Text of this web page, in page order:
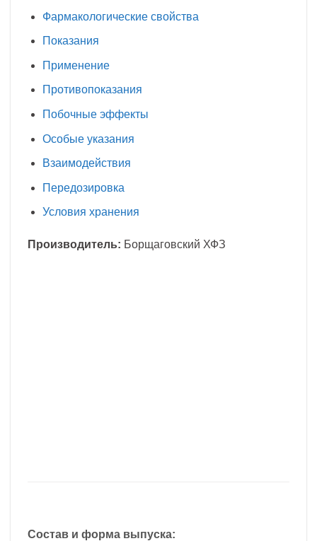
Фармакологические свойства
Показания
Применение
Противопоказания
Побочные эффекты
Особые указания
Взаимодействия
Передозировка
Условия хранения
Производитель: Борщаговский ХФЗ
Состав и форма выпуска: